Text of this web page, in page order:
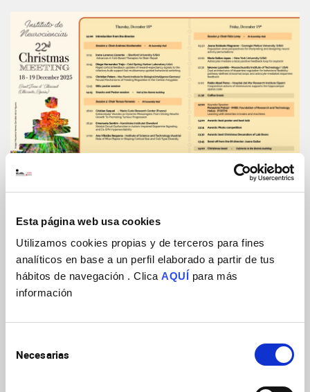
Esta página web usa cookies
Utilizamos cookies propias y de terceros para fines
analíticos en base a un perfil elaborado a partir de tus
hábitos de navegación . Clica AQUÍ para más
información
Necesarias